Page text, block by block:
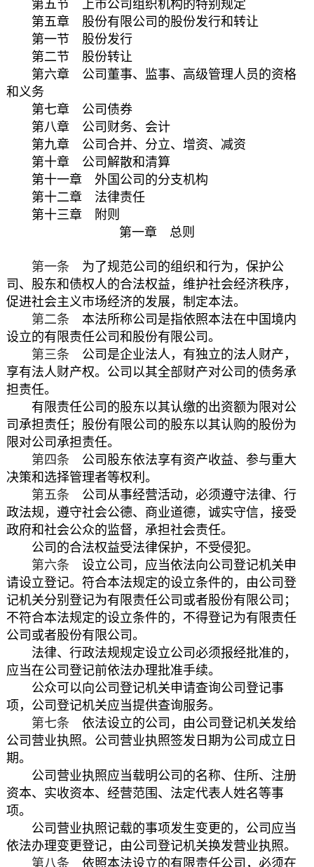
第五节 上市公司组织机构的特别规定
第五章 股份有限公司的股份发行和转让
第一节 股份发行
第二节 股份转让
第六章 公司董事、监事、高级管理人员的资格
和义务
第七章 公司债券
第八章 公司财务、会计
第九章 公司合并、分立、增资、减资
第十章 公司解散和清算
第十一章 外国公司的分支机构
第十二章 法律责任
第十三章 附则
第一章 总则
第一条 为了规范公司的组织和行为，保护公
司、股东和债权人的合法权益，维护社会经济秩序，
促进社会主义市场经济的发展，制定本法。
第二条 本法所称公司是指依照本法在中国境内
设立的有限责任公司和股份有限公司。
第三条 公司是企业法人，有独立的法人财产，
享有法人财产权。公司以其全部财产对公司的债务承
担责任。
有限责任公司的股东以其认缴的出资额为限对公
司承担责任；股份有限公司的股东以其认购的股份为
限对公司承担责任。
第四条 公司股东依法享有资产收益、参与重大
决策和选择管理者等权利。
第五条 公司从事经营活动，必须遵守法律、行
政法规，遵守社会公德、商业道德，诚实守信，接受
政府和社会公众的监督，承担社会责任。
公司的合法权益受法律保护，不受侵犯。
第六条 设立公司，应当依法向公司登记机关申
请设立登记。符合本法规定的设立条件的，由公司登
记机关分别登记为有限责任公司或者股份有限公司；
不符合本法规定的设立条件的，不得登记为有限责任
公司或者股份有限公司。
法律、行政法规规定设立公司必须报经批准的，
应当在公司登记前依法办理批准手续。
公众可以向公司登记机关申请查询公司登记事
项，公司登记机关应当提供查询服务。
第七条 依法设立的公司，由公司登记机关发给
公司营业执照。公司营业执照签发日期为公司成立日
期。
公司营业执照应当载明公司的名称、住所、注册
资本、实收资本、经营范围、法定代表人姓名等事
项。
公司营业执照记载的事项发生变更的，公司应当
依法办理变更登记，由公司登记机关换发营业执照。
第八条 依照本法设立的有限责任公司，必须在